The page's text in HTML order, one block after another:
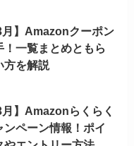
月】Amazonクーポン
！一覧まとめともら
方を解説
月】Amazonらくらく
ンペーン情報！ポイ